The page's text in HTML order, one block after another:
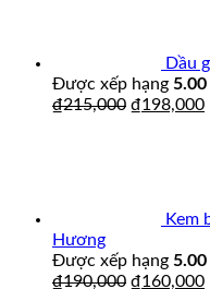
Dầu
Được xếp hạng 5.00
₫215,000 ₫198,000
Kem
Hương
Được xếp hạng 5.00
₫190,000 ₫160,000